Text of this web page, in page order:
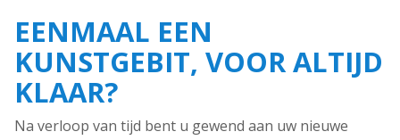
EENMAAL EEN
KUNSTGEBIT, VOOR ALTIJD
KLAAR?
Na verloop van tijd bent u gewend aan uw nieuwe